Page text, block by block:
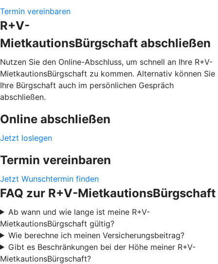
Termin vereinbaren
R+V-
MietkautionsBürgschaft abschließen
Nutzen Sie den Online-Abschluss, um schnell an Ihre R+V-
MietkautionsBürgschaft zu kommen. Alternativ können Sie
Ihre Bürgschaft auch im persönlichen Gespräch
abschließen.
Online abschließen
Jetzt loslegen
Termin vereinbaren
Jetzt Wunschtermin finden
FAQ zur R+V-MietkautionsBürgschaft
Ab wann und wie lange ist meine R+V-
MietkautionsBürgschaft gültig?
Wie berechne ich meinen Versicherungsbeitrag?
Gibt es Beschränkungen bei der Höhe meiner R+V-
MietkautionsBürgschaft?